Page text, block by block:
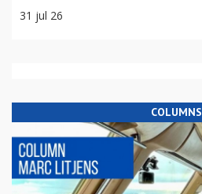
31 jul 26
COLUMNS